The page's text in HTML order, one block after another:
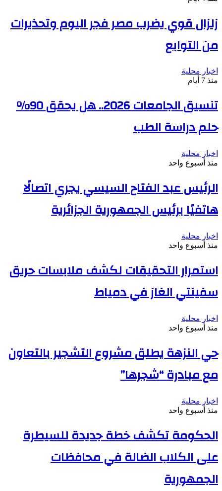
زلزال قوي يضرب مصر فجر اليوم وتحذيرات
من التوابع
اخبار محلية
منذ 7 أيام
تنسيق الجامعات 2026.. هل يحقق 90%
حلم دراسة الطب
اخبار محلية
منذ أسبوع واحد
الرئيس عبد الفتاح السيسي يجري اتصالًا
هاتفيًا برئيس الجمهورية الجزائرية
اخبار محلية
منذ أسبوع واحد
استمرار التحقيقات لكشف ملابسات حريق
سفينتي الغاز في دمياط
اخبار محلية
منذ أسبوع واحد
حي النزهة يطلق مشروع التشجير بالتعاون
مع مبادرة “شجرها”
اخبار محلية
منذ أسبوع واحد
الحكومة تكشف خطة جديدة للسيطرة
على الكلاب الضالة في محافظات
الجمهورية